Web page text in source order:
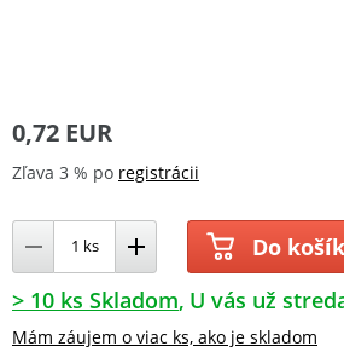
0,72 EUR
Zľava 3 % po registrácii
Do
> 10 ks Skladom U vás už
Mám záujem o viac ks, ako je skladom